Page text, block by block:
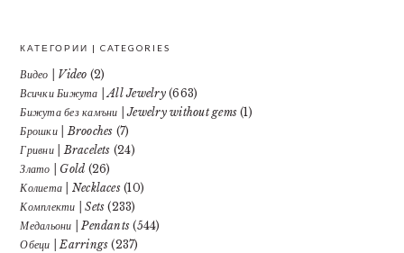
КАТЕГОРИИ | CATEGORIES
Видео | Video (2)
Всички Бижута | All Jewelry(663)
Бижута без камъни | Jewelry without gems (1)
Брошки | Brooches (7)
Гривни | Bracelets (24)
Злато | Gold (26)
Колиета | Necklaces(10)
Комплекти | Sets (233)
Медальони | Pendants (544)
Обеци | Earrings (237)